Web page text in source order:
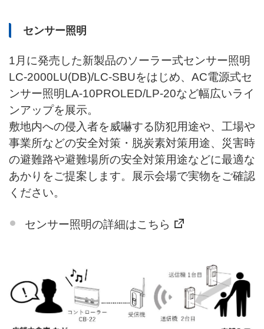
センサー照明
1月に発売した新製品のソーラー式センサー照明
LC-2000LU(DB)/LC-SBUをはじめ、AC電源式セ
ンサー照明LA-10PROLED/LP-20など幅広いライ
ンアップを展示。
敷地内への侵入者を威嚇する防犯用途や、工場や
事業所などの安全対策・脱炭素対策用途、災害時
の避難路や避難場所の安全対策用途などに最適な
あかりをご提案します。展示会場で実物をご確認
ください。
センサー照明の詳細はこちら